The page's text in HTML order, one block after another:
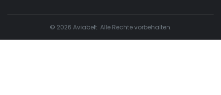
© 2026 Aviabelt. Alle Rechte vorbehalten.